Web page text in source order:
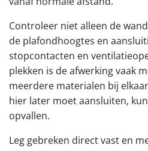
Controleer niet alleen de
de plafondhoogtes en
stopcontacten en
plekken is de afwerking vaak
meerdere materialen bij
hier later moet aansluiten,
opvallen.
Leg gebreken direct vast en